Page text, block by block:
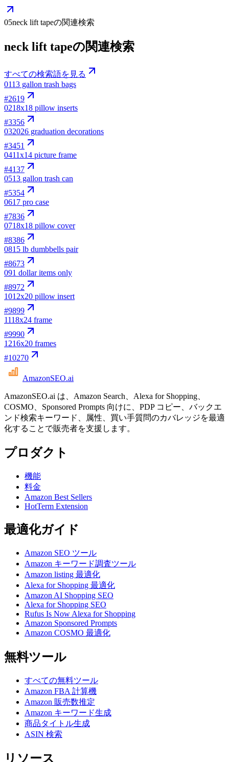
05neck lift tapeの関連検索
neck lift tapeの関連検索
すべての検索語を見る
0113 gallon trash bags
#2619
0218x18 pillow inserts
#3356
032026 graduation decorations
#3451
0411x14 picture frame
#4137
0513 gallon trash can
#5354
0617 pro case
#7836
0718x18 pillow cover
#8386
0815 lb dumbbells pair
#8673
091 dollar items only
#8972
1012x20 pillow insert
#9899
1118x24 frame
#9990
1216x20 frames
#10270
AmazonSEO.ai
AmazonSEO.ai は、Amazon Search、Alexa for Shopping、
COSMO、Sponsored Prompts 向けに、PDP コピー、バックエ
ンド検索キーワード、属性、買い手質問のカバレッジを最適
化することで販売者を支援します。
プロダクト
機能
料金
Amazon Best Sellers
HotTerm Extension
最適化ガイド
Amazon SEO ツール
Amazon キーワード調査ツール
Amazon listing 最適化
Alexa for Shopping 最適化
Amazon AI Shopping SEO
Alexa for Shopping SEO
Rufus Is Now Alexa for Shopping
Amazon Sponsored Prompts
Amazon COSMO 最適化
無料ツール
すべての無料ツール
Amazon FBA 計算機
Amazon 販売数推定
Amazon キーワード生成
商品タイトル生成
ASIN 検索
リソース